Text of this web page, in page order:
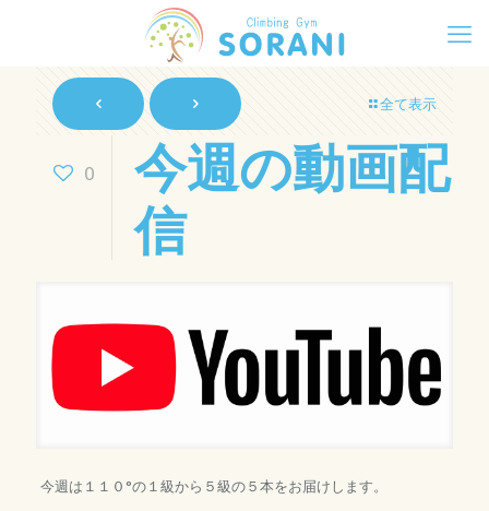
全て表示
0
今週の動画配
信
今週は１１０°の１級から５級の５本をお届けします。